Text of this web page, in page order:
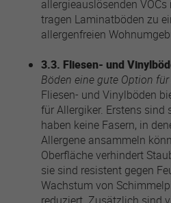
allergieauslösenden
tragen Laminatböden zu
allergenfreien
3.3. Fliesen- und
Böden eine gute Option
Fliesen- und Vinylböden
für Allergiker. Erstens sind
haben keine Fasern, in
Allergene ansammeln
Oberfläche verhindert
sie sind resistent gegen
Wachstum von